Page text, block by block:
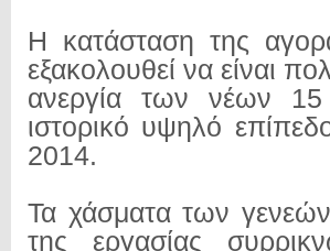
Η κατάσταση της
εξακολουθεί να είναι
ανεργία των νέων
ιστορικό υψηλό
2014.
Τα χάσματα των
της εργασίας